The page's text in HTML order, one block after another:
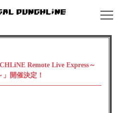
Remote Live Express～
開催決定！